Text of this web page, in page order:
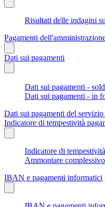
Risultati delle indagini
Pagamenti
Dati sui pagamenti
Dati sui pagamenti -
Dati sui pagamenti - in
Dati sui pagamenti del
Indicatore di tempestività
Indicatore di
Ammontare
IBAN e pagamenti informatici